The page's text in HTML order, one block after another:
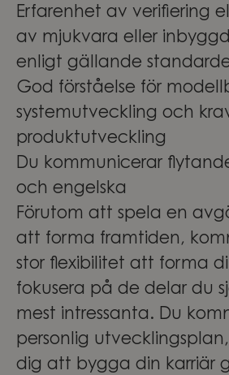
Erfarenhet av verifiering
av mjukvara eller
enligt gällande
God förståelse för
systemutveckling och
produktutveckling
Du kommunicerar
och engelska
Förutom att spela en
att forma framtiden,
stor flexibilitet att forma
fokusera på de delar du
mest intressanta. Du
personlig
dig att bygga din karriär